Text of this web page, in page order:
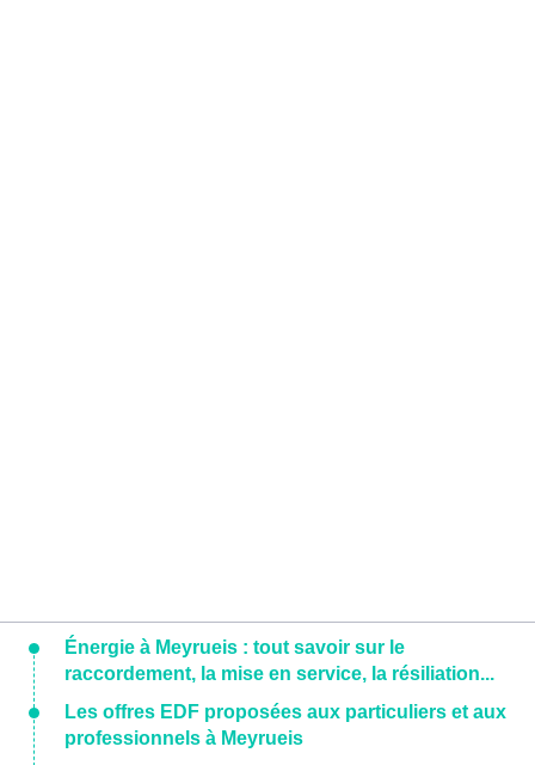
Énergie à Meyrueis : tout savoir sur le
raccordement, la mise en service, la résiliation...
Les offres EDF proposées aux particuliers et aux
professionnels à Meyrueis